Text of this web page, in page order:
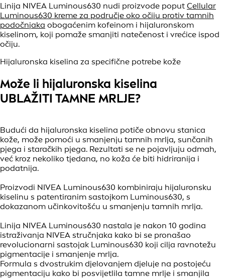
Linija NIVEA Luminous630 nudi proizvode poput Cellular
Luminous630 kreme za područje oko očiju protiv tamnih
podočnjaka obogaćenim kofeinom i hijaluronskom
kiselinom, koji pomaže smanjiti natečenost i vrećice ispod
očiju.
Hijaluronska kiselina za specifične potrebe kože
Može li hijaluronska kiselina
UBLAŽITI TAMNE MRLJE?
Budući da hijaluronska kiselina potiče obnovu stanica
kože, može pomoći u smanjenju tamnih mrlja, sunčanih
pjega i staračkih pjega. Rezultati se ne pojavljuju odmah,
već kroz nekoliko tjedana, no koža će biti hidriranija i
podatnija.
Proizvodi NIVEA Luminous630 kombiniraju hijaluronsku
kiselinu s patentiranim sastojkom Luminous630, s
dokazanom učinkovitošću u smanjenju tamnih mrlja.
Linija NIVEA Luminous630 nastala je nakon 10 godina
istraživanja NIVEA stručnjaka kako bi se pronašao
revolucionarni sastojak Luminous630 koji cilja ravnotežu
pigmentacije i smanjenje mrlja.
Formula s dvostrukim djelovanjem djeluje na postojeću
pigmentaciju kako bi posvijetlila tamne mrlje i smanjila